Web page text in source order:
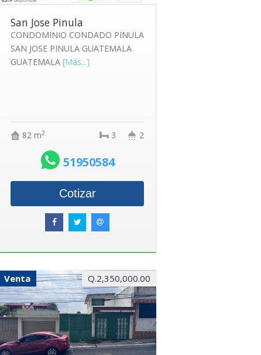
San Jose Pinula
CONDOMINIO CONDADO PINULA
SAN JOSE PINULA GUATEMALA
GUATEMALA [Más...]
82 m2 2
3
51950584
Cotizar
Venta Q.2,350,000.00